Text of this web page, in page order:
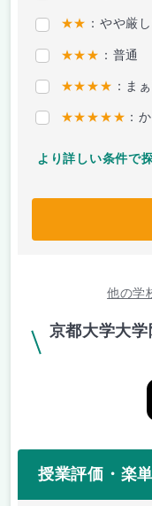
★★ ：やや厳
★★★ ：普通
★★★★ ：ま
★★★★★ ：
より詳しい条件で
他の学
京都大学大
授業評価・楽